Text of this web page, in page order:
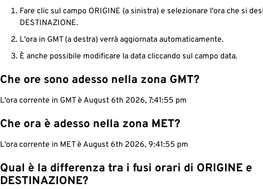
Fare clic sul campo ORIGINE (a sinistra) e selezionare l'ora che si
DESTINAZIONE.
L'ora in GMT (a destra) verrà aggiornata automaticamente.
È anche possibile modificare la data cliccando sul campo data.
Che ore sono adesso nella zona GMT?
L'ora corrente in GMT è August 6th 2026, 7:41:56 pm
Che ora è adesso nella zona MET?
L'ora corrente in MET è August 6th 2026, 9:41:56 pm
Qual è la differenza tra i fusi orari di ORIGINE e
DESTINAZIONE?